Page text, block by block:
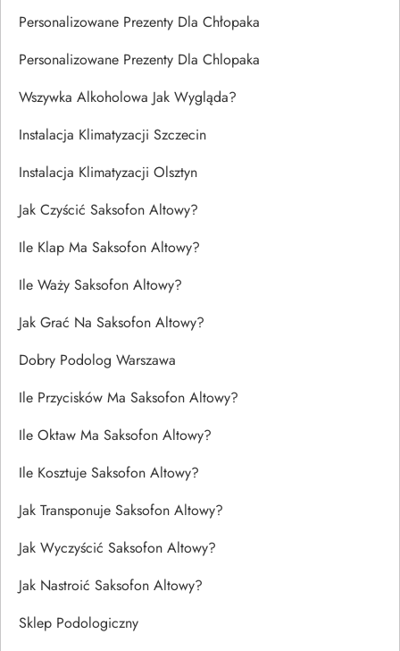
Personalizowane Prezenty Dla Chłopaka
Personalizowane Prezenty Dla Chlopaka
Wszywka Alkoholowa Jak Wygląda?
Instalacja Klimatyzacji Szczecin
Instalacja Klimatyzacji Olsztyn
Jak Czyścić Saksofon Altowy?
Ile Klap Ma Saksofon Altowy?
Ile Waży Saksofon Altowy?
Jak Grać Na Saksofon Altowy?
Dobry Podolog Warszawa
Ile Przycisków Ma Saksofon Altowy?
Ile Oktaw Ma Saksofon Altowy?
Ile Kosztuje Saksofon Altowy?
Jak Transponuje Saksofon Altowy?
Jak Wyczyścić Saksofon Altowy?
Jak Nastroić Saksofon Altowy?
Sklep Podologiczny